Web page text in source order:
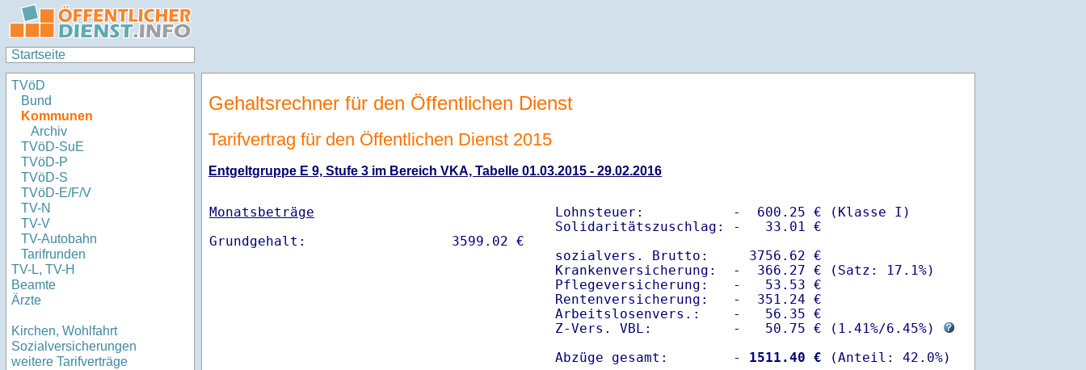
Startseite
TVöD
Bund
Kommunen
Archiv
TVöD-SuE
TVöD-P
TVöD-S
TVöD-E/F/V
TV-N
TV-V
TV-Autobahn
Tarifrunden
TV-L, TV-H
Beamte
Ärzte
Kirchen, Wohlfahrt
Sozialversicherungen
weitere Tarifverträge
Gehaltsrechner für den Öffentlichen Dienst
Tarifvertrag für den Öffentlichen Dienst 2015
Entgeltgruppe E 9, Stufe 3 im Bereich VKA, Tabelle 01.03.2015 - 29.02.2016
Monatsbeträge
Lohnsteuer:           -  600.25 € (Klasse I)
Solidaritätszuschlag: -   33.01 €
sozialvers. Brutto:     3756.62 €
Krankenversicherung:  -  366.27 € (Satz: 17.1%)
Pflegeversicherung:   -   53.53 €
Rentenversicherung:   -  351.24 €
Arbeitslosenvers.:    -   56.35 €
Z-Vers. VBL:          -   50.75 € ( 1.41%/6.45%)
Abzüge gesamt:        -
1511.40 €